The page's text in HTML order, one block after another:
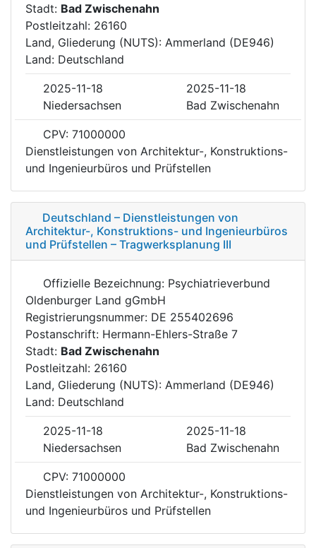
Stadt: Bad Zwischenahn
Postleitzahl: 26160
Land, Gliederung (NUTS): Ammerland (DE946)
Land: Deutschland
2025-11-18
2025-11-18
Niedersachsen
Bad Zwischenahn
CPV: 71000000
Dienstleistungen von Architektur-, Konstruktions-
und Ingenieurbüros und Prüfstellen
Deutschland – Dienstleistungen von
Architektur-, Konstruktions- und Ingenieurbüros
und Prüfstellen – Tragwerksplanung III
Offizielle Bezeichnung: Psychiatrieverbund
Oldenburger Land gGmbH
Registrierungsnummer: DE 255402696
Postanschrift: Hermann-Ehlers-Straße 7
Stadt: Bad Zwischenahn
Postleitzahl: 26160
Land, Gliederung (NUTS): Ammerland (DE946)
Land: Deutschland
2025-11-18
2025-11-18
Niedersachsen
Bad Zwischenahn
CPV: 71000000
Dienstleistungen von Architektur-, Konstruktions-
und Ingenieurbüros und Prüfstellen